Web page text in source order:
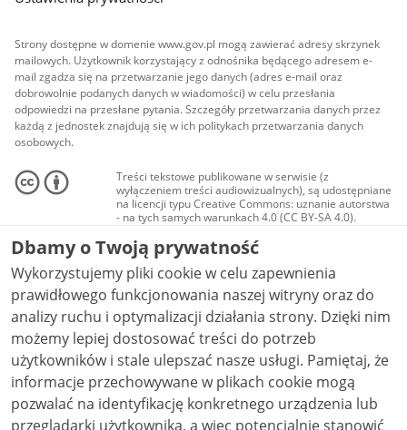
Strony dostępne w domenie www.gov.pl mogą zawierać adresy skrzynek
mailowych. Użytkownik korzystający z odnośnika będącego adresem e-
mail zgadza się na przetwarzanie jego danych (adres e-mail oraz
dobrowolnie podanych danych w wiadomości) w celu przesłania
odpowiedzi na przesłane pytania. Szczegóły przetwarzania danych przez
każdą z jednostek znajdują się w ich politykach przetwarzania danych
osobowych.
Treści tekstowe publikowane w serwisie (z
wyłączeniem treści audiowizualnych), są udostępniane
na licencji typu Creative Commons: uznanie autorstwa
- na tych samych warunkach 4.0 (CC BY-SA 4.0).
Materiały audiowizualne, w tym zdjęcia, materiały
audio i wideo, są udostępniane na licencji typu
Creative Commons: uznanie autorstwa użycie
niekomercyjne - bez utworów zależnych 4.0 (CC BY-
NC-ND 4.0), o ile nie jest to stwierdzone inaczej.
Dbamy o Twoją prywatność
Wykorzystujemy pliki cookie w celu zapewnienia
prawidłowego funkcjonowania naszej witryny oraz do
analizy ruchu i optymalizacji działania strony. Dzięki nim
możemy lepiej dostosować treści do potrzeb
użytkowników i stale ulepszać nasze usługi. Pamiętaj, że
informacje przechowywane w plikach cookie mogą
pozwalać na identyfikację konkretnego urządzenia lub
przeglądarki użytkownika, a więc potencjalnie stanowić